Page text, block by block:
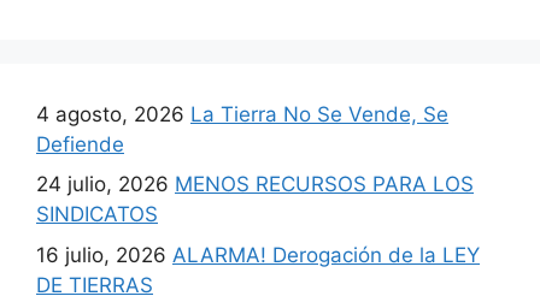
4 agosto, 2026 La Tierra No Se Vende, Se
Defiende
24 julio, 2026 MENOS RECURSOS PARA LOS
SINDICATOS
16 julio, 2026 ALARMA! Derogación de la LEY
DE TIERRAS